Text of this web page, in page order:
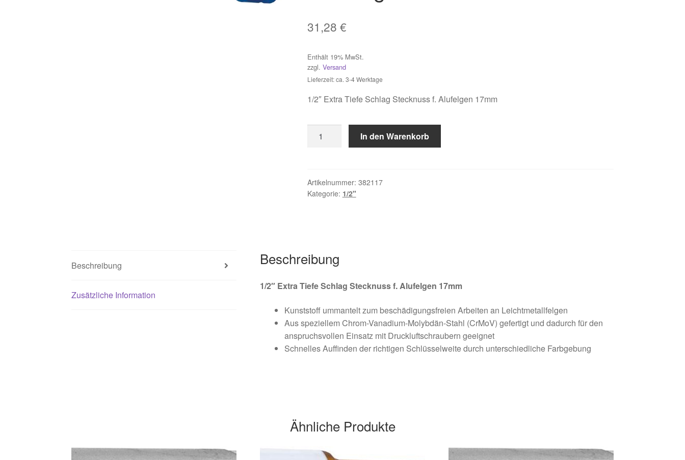
31,28 €
Enthält 19% MwSt.
zzgl. Versand
Lieferzeit: ca. 3-4 Werktage
1/2″ Extra Tiefe Schlag Stecknuss f. Alufelgen 17mm
Extra
Stecknuss
f.
In den Warenkorb
Artikelnummer: 382117
Kategorie: 1/2"
Beschreibung
Zusätzliche Information
Beschreibung
1/2″ Extra Tiefe Schlag Stecknuss f. Alufelgen 17mm
Kunststoff ummantelt zum beschädigungsfreien Arbeiten an Leichtmetallfelgen
Aus speziellem Chrom-Vanadium-Molybdän-Stahl (CrMoV) gefertigt und dadurch für den
anspruchsvollen Einsatz mit Druckluftschraubern geeignet
Schnelles Auffinden der richtigen Schlüsselweite durch unterschiedliche Farbgebung
Ähnliche Produkte